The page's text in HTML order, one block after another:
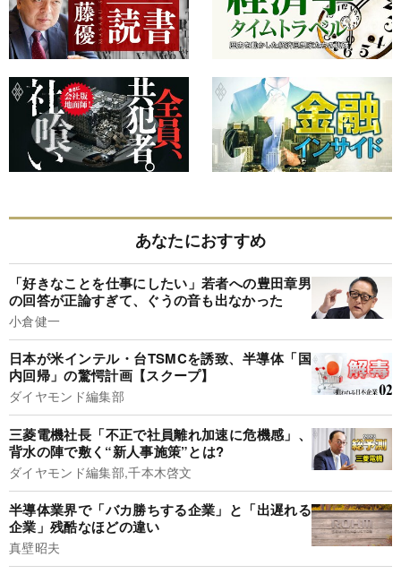
あなたにおすすめ
「好きなことを仕事にしたい」若者への豊田章男
の回答が正論すぎて、ぐうの音も出なかった
小倉健一
日本が米インテル・台TSMCを誘致、半導体「国
内回帰」の驚愕計画【スクープ】
ダイヤモンド編集部
三菱電機社長「不正で社員離れ加速に危機感」、
背水の陣で敷く“新人事施策”とは?
ダイヤモンド編集部,千本木啓文
半導体業界で「バカ勝ちする企業」と「出遅れる
企業」残酷なほどの違い
真壁昭夫